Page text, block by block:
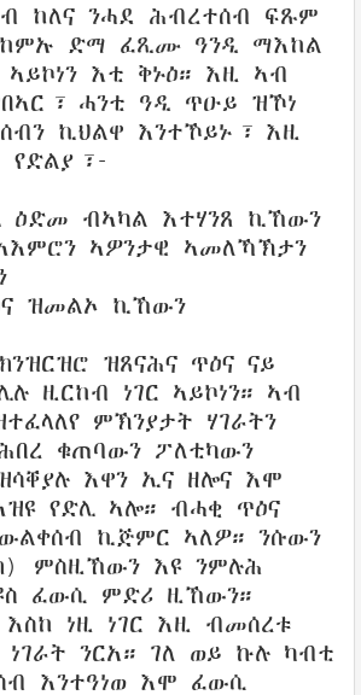
ከለና ንሓደ ሕብረተሰብ ፍጹም
ድማ ፈጺሙ ዓንዲ ማእከል
እቲ ቅኑዕ። እዚ ኣብ
ሓንቲ ዓዲ ጥዑይ ዝኾነ
ኪህልዋ እንተኾይኑ፣ እዚ
የድልያ፣-
ዕድመ ብኣካል እተሃንጸ ኪኸውን
ኣዎንታዊ ኣመለኻኽታን
ዝመልኦ ኪኸውን
ዝጸናሕና ጥዕና ናይ
ዚርከብ ነገር ኣይኮነን። ኣብ
ምኽንያታት ሃገራትን
ቁጠባውን ፖለቲካውን
እዋን ኢና ዘሎና እሞ
የድሊ ኣሎ። ብሓቂ ጥዕና
ኪጅምር ኣለዎ። ንሱውን
ምስዚኸውን እዩ ንምሉሕ
ፈውሲ ምድሪ ዚኸውን።
ነዚ ነገር እዚ ብመሰረቱ
ንርአ። ገለ ወይ ኩሉ ካብቲ
እንተዓነወ እሞ ፈውሲ